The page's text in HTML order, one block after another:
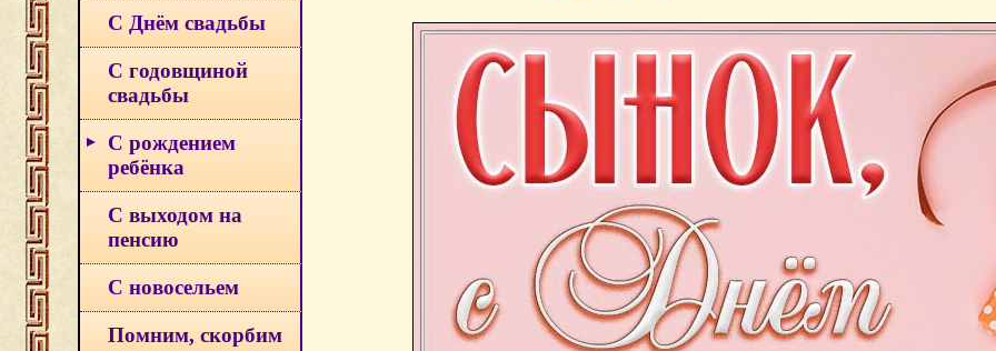
С Днём свадьбы
С годовщиной
свадьбы
С рождением
ребёнка
С выходом на
пенсию
С новосельем
Помним, скорбим